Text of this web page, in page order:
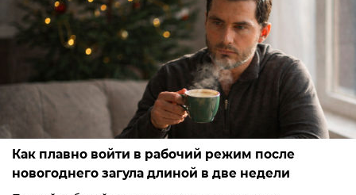
Как плавно войти в рабочий режим после
новогоднего загула длиной в две недели